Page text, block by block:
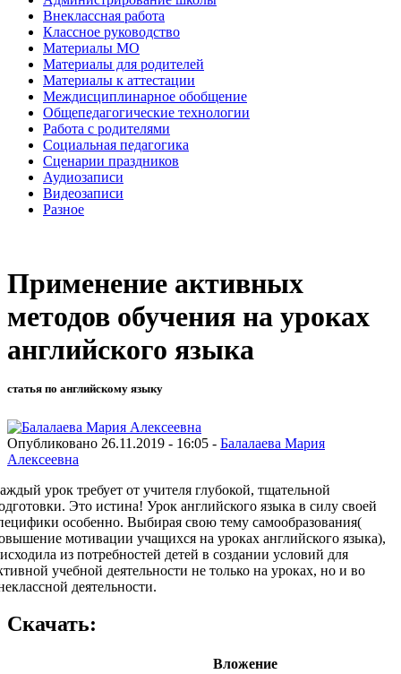
Внеклассная работа
Классное руководство
Материалы МО
Материалы для родителей
Материалы к аттестации
Междисциплинарное обобщение
Общепедагогические технологии
Работа с родителями
Социальная педагогика
Сценарии праздников
Аудиозаписи
Видеозаписи
Разное
Применение активных
методов обучения на уроках
английского языка
статья по английскому языку
Опубликовано 26.11.2019 - 16:05 - Балалаева Мария
Алексеевна
урок требует от учителя глубокой, тщательной
Это истина! Урок английского языка в силу своей
особенно. Выбирая свою тему самообразования(
мотивации учащихся на уроках английского языка),
из потребностей детей в создании условий для
учебной деятельности не только на уроках, но и во
деятельности.
Скачать:
Вложение